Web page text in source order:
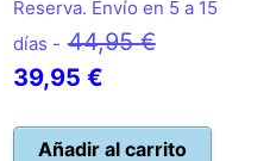
Reserva. Envío en 5 a 15
días - 44,95€El
era:
39,95 €El
actual
Añadir al carrito